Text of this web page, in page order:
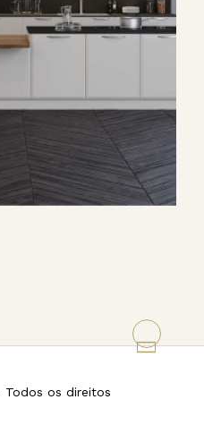
os direitos